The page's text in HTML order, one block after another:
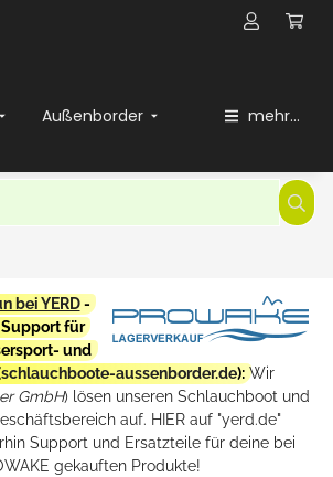
Außenborder mehr...
bei YERD-
für
und
schlauchboote-aussenborder.de): Wir
GmbH) lösen unseren Schlauchboot und
auf. HIER auf "yerd.de"
Support und Ersatzteile für deine bei
gekauften Produkte!